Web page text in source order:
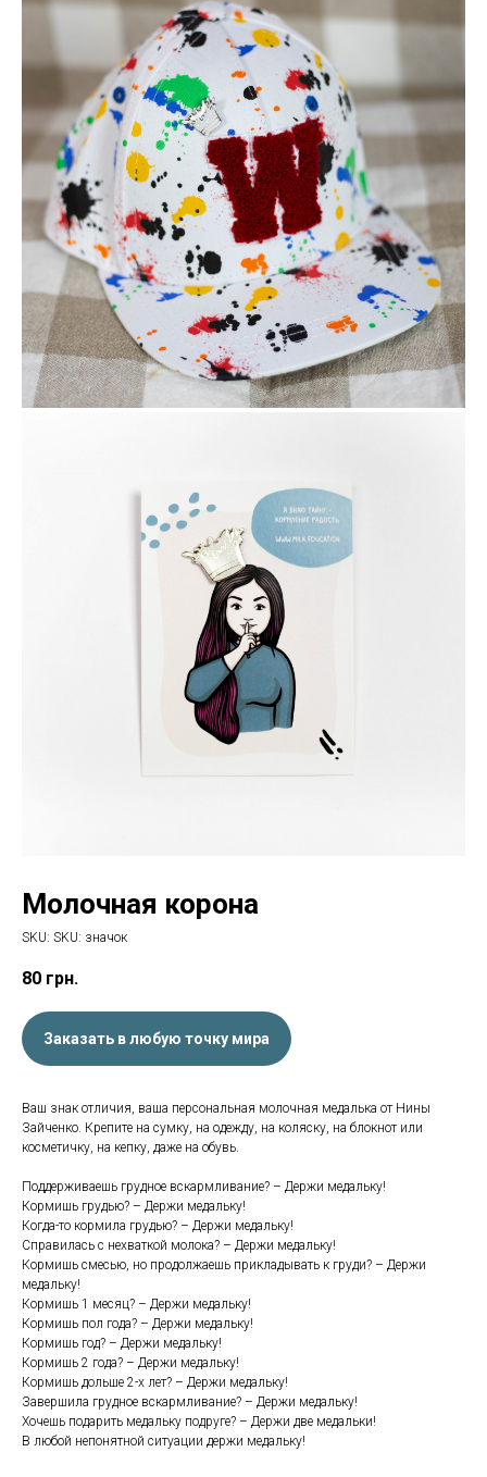
Молочная корона
SKU: SKU: значок
80 грн.
Заказать в любую точку мира
Ваш знак отличия, ваша персональная молочная медалька от Нины
Зайченко. Крепите на сумку, на одежду, на коляску, на блокнот или
косметичку, на кепку, даже на обувь.
Поддерживаешь грудное вскармливание? – Держи медальку!
Кормишь грудью? – Держи медальку!
Когда-то кормила грудью? – Держи медальку!
Справилась с нехваткой молока? – Держи медальку!
Кормишь смесью, но продолжаешь прикладывать к груди? – Держи
медальку!
Кормишь 1 месяц? – Держи медальку!
Кормишь пол года? – Держи медальку!
Кормишь год? – Держи медальку!
Кормишь 2 года? – Держи медальку!
Кормишь дольше 2-х лет? – Держи медальку!
Завершила грудное вскармливание? – Держи медальку!
Хочешь подарить медальку подруге? – Держи две медальки!
В любой непонятной ситуации держи медальку!